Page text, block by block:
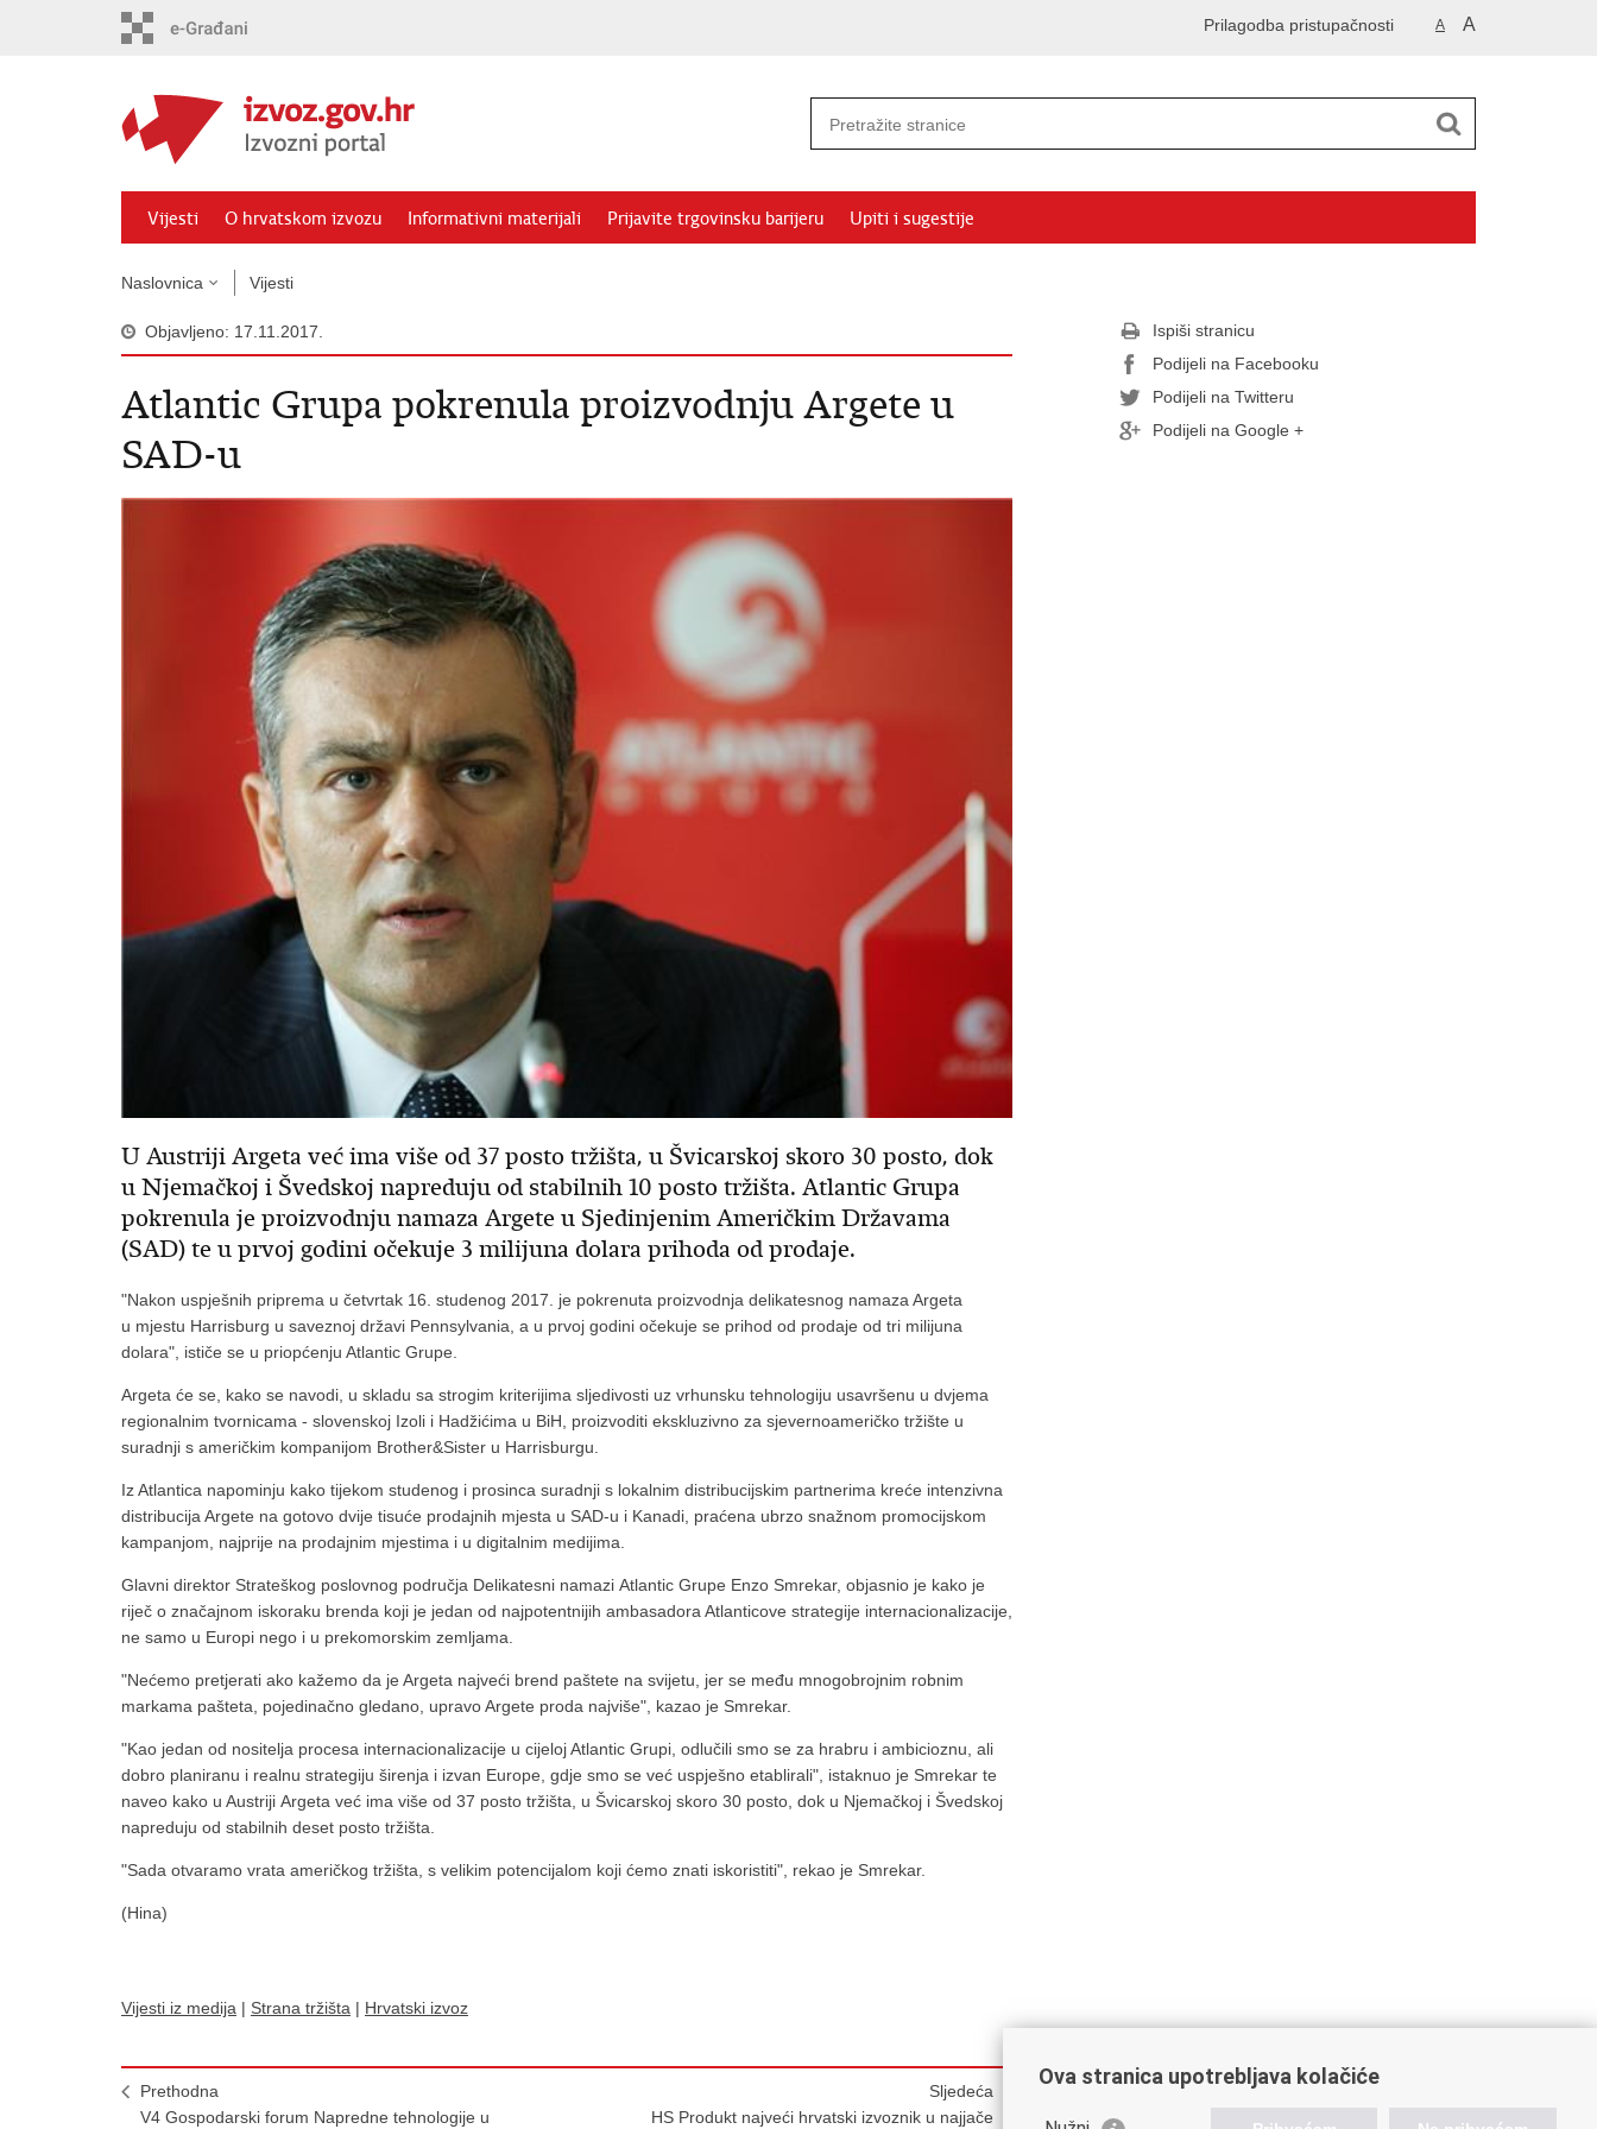
A A
Prilagodba pristupačnosti
Vijesti O hrvatskom izvozu Informativni materijali Prijavite trgovinsku barijeru Upiti i sugestije
Naslovnica Vijesti
Objavljeno: 17.11.2017.
Atlantic Grupa pokrenula proizvodnju Argete u
SAD-u
U Austriji Argeta već ima više od 37 posto tržišta, u Švicarskoj skoro 30 posto, dok
u Njemačkoj i Švedskoj napreduju od stabilnih 10 posto tržišta. Atlantic Grupa
pokrenula je proizvodnju namaza Argete u Sjedinjenim Američkim Državama
(SAD) te u prvoj godini očekuje 3 milijuna dolara prihoda od prodaje.
"Nakon uspješnih priprema u četvrtak 16. studenog 2017. je pokrenuta proizvodnja delikatesnog namaza Argeta
u mjestu Harrisburg u saveznoj državi Pennsylvania, a u prvoj godini očekuje se prihod od prodaje od tri milijuna
dolara", ističe se u priopćenju Atlantic Grupe.
Argeta će se, kako se navodi, u skladu sa strogim kriterijima sljedivosti uz vrhunsku tehnologiju usavršenu u dvjema
regionalnim tvornicama - slovenskoj Izoli i Hadžićima u BiH, proizvoditi ekskluzivno za sjevernoameričko tržište u
suradnji s američkim kompanijom Brother&Sister u Harrisburgu.
Iz Atlantica napominju kako tijekom studenog i prosinca suradnji s lokalnim distribucijskim partnerima kreće intenzivna
distribucija Argete na gotovo dvije tisuće prodajnih mjesta u SAD-u i Kanadi, praćena ubrzo snažnom promocijskom
kampanjom, najprije na prodajnim mjestima i u digitalnim medijima.
Glavni direktor Strateškog poslovnog područja Delikatesni namazi Atlantic Grupe Enzo Smrekar, objasnio je kako je
riječ o značajnom iskoraku brenda koji je jedan od najpotentnijih ambasadora Atlanticove strategije internacionalizacije,
ne samo u Europi nego i u prekomorskim zemljama.
"Nećemo pretjerati ako kažemo da je Argeta najveći brend paštete na svijetu, jer se među mnogobrojnim robnim
markama pašteta, pojedinačno gledano, upravo Argete proda najviše", kazao je Smrekar.
"Kao jedan od nositelja procesa internacionalizacije u cijeloj Atlantic Grupi, odlučili smo se za hrabru i ambicioznu, ali
dobro planiranu i realnu strategiju širenja i izvan Europe, gdje smo se već uspješno etablirali", istaknuo je Smrekar te
naveo kako u Austriji Argeta već ima više od 37 posto tržišta, u Švicarskoj skoro 30 posto, dok u Njemačkoj i Švedskoj
napreduju od stabilnih deset posto tržišta.
"Sada otvaramo vrata američkog tržišta, s velikim potencijalom koji ćemo znati iskoristiti", rekao je Smrekar.
(Hina)
Vijesti iz medija | Strana tržišta | Hrvatski izvoz
Prethodna
V4 Gospodarski forum Napredne tehnologije u
Sljedeća
HS Produkt najveći hrvatski izvoznik u najjače
Ispiši stranicu
Podijeli na Facebooku
Podijeli na Twitteru
Podijeli na Google +
Ova stranica upotrebljava kolačiće